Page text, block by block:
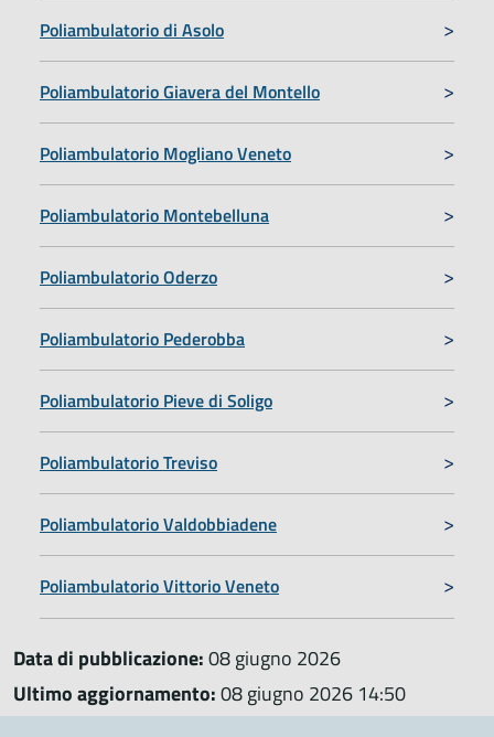
Poliambulatorio di Asolo
Poliambulatorio Giavera del Montello
Poliambulatorio Mogliano Veneto
Poliambulatorio Montebelluna
Poliambulatorio Oderzo
Poliambulatorio Pederobba
Poliambulatorio Pieve di Soligo
Poliambulatorio Treviso
Poliambulatorio Valdobbiadene
Poliambulatorio Vittorio Veneto
Data di pubblicazione:08 giugno 2026
Ultimo aggiornamento:08 giugno 2026 14:50